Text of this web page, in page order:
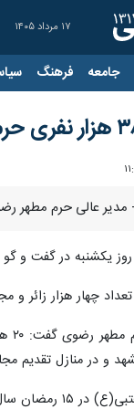
۱۷ مرداد ۱۴۰۵
جامعه فرهنگ